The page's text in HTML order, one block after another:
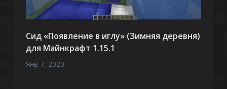
Сид «Появление в иглу» (Зимняя деревня)
для Майнкрафт 1.15.1
Янв 7, 2020